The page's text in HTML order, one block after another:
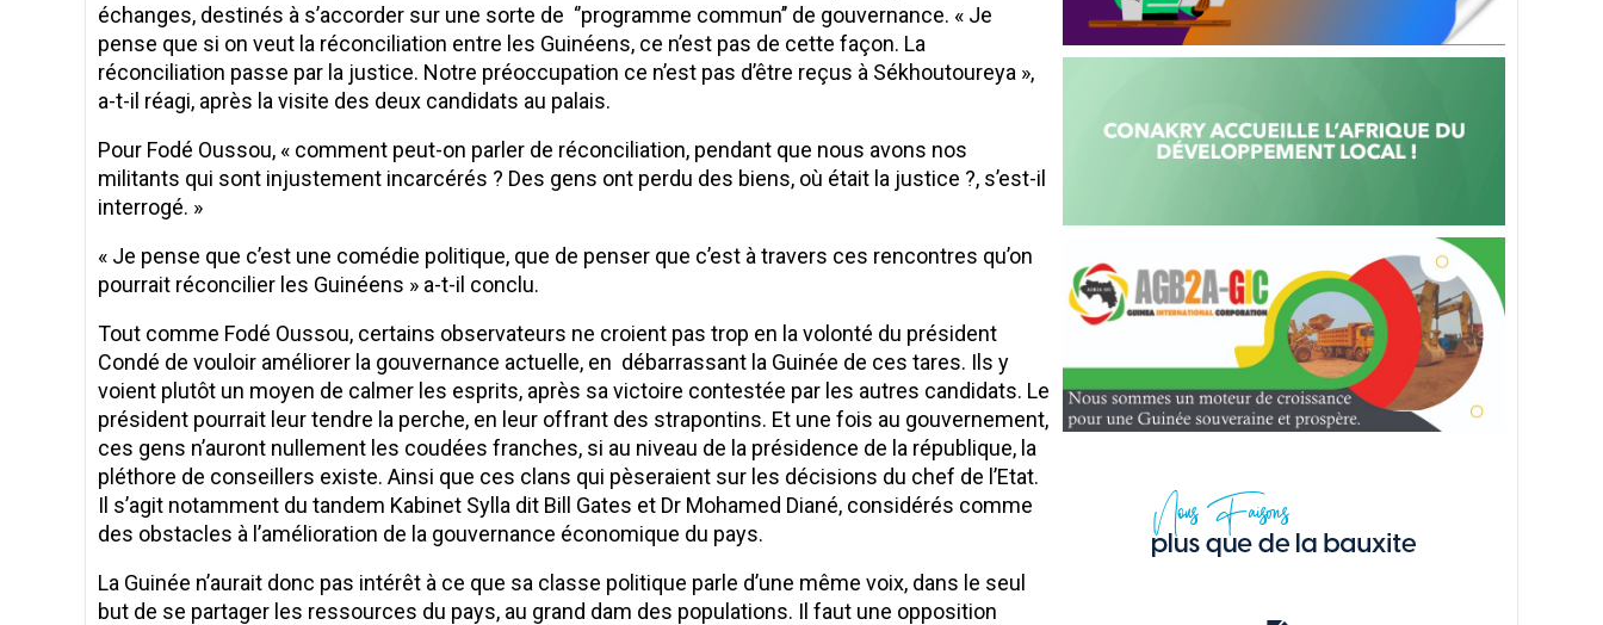
échanges, destinés à s’accorder sur une sorte de ‘’programme commun’’ de gouvernance. « Je
pense que si on veut la réconciliation entre les Guinéens, ce n’est pas de cette façon. La
réconciliation passe par la justice. Notre préoccupation ce n’est pas d’être reçus à Sékhoutoureya »,
a-t-il réagi, après la visite des deux candidats au palais.
Pour Fodé Oussou, « comment peut-on parler de réconciliation, pendant que nous avons nos
militants qui sont injustement incarcérés ? Des gens ont perdu des biens, où était la justice ?, s’est-il
interrogé. »
« Je pense que c’est une comédie politique, que de penser que c’est à travers ces rencontres qu’on
pourrait réconcilier les Guinéens » a-t-il conclu.
Tout comme Fodé Oussou, certains observateurs ne croient pas trop en la volonté du président
Condé de vouloir améliorer la gouvernance actuelle, en débarrassant la Guinée de ces tares. Ils y
voient plutôt un moyen de calmer les esprits, après sa victoire contestée par les autres candidats. Le
président pourrait leur tendre la perche, en leur offrant des strapontins. Et une fois au gouvernement,
ces gens n’auront nullement les coudées franches, si au niveau de la présidence de la république, la
pléthore de conseillers existe. Ainsi que ces clans qui pèseraient sur les décisions du chef de l’Etat.
Il s’agit notamment du tandem Kabinet Sylla dit Bill Gates et Dr Mohamed Diané, considérés comme
des obstacles à l’amélioration de la gouvernance économique du pays.
La Guinée n’aurait donc pas intérêt à ce que sa classe politique parle d’une même voix, dans le seul
but de se partager les ressources du pays, au grand dam des populations. Il faut une opposition